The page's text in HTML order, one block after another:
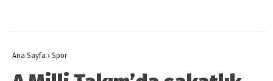
Ana Sayfa › Spor